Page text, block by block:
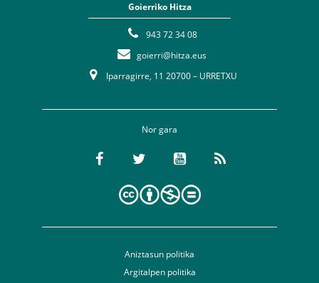
Goierriko Hitza
943 72 34 08
goierri@hitza.eus
Iparragirre, 11 20700 – URRETXU
Nor gara
Aniztasun politika
Argitalpen politika